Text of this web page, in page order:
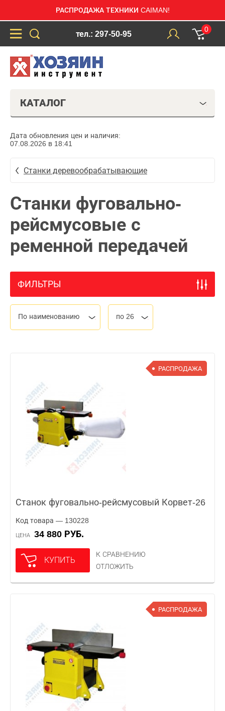
РАСПРОДАЖА ТЕХНИКИ CAIMAN!
тел.: 297-50-95
0
КАТАЛОГ
Дата обновления цен и наличия:
07.08.2026 в 18:41
Станки деревообрабатывающие
Станки фуговально-
рейсмусовые с
ременной передачей
ФИЛЬТРЫ
По наименованию по 26
РАСПРОДАЖА
Станок фуговально-рейсмусовый Корвет-26
Код товара — 130228
ЦЕНА 34 880 РУБ.
КУПИТЬ
К СРАВНЕНИЮ
ОТЛОЖИТЬ
РАСПРОДАЖА